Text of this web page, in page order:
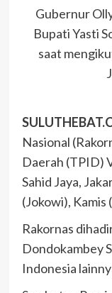
Gubernur
Bupati Yasti
saat
Nasional
Daerah (TPID)
Sahid Jaya,
(Jokowi),
Rakornas
Dondokambey
Indonesia